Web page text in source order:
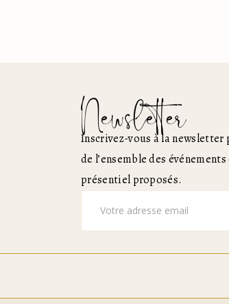
Newsletter
Inscrivez-vous à la
de l’ensemble des
présentiel proposés.